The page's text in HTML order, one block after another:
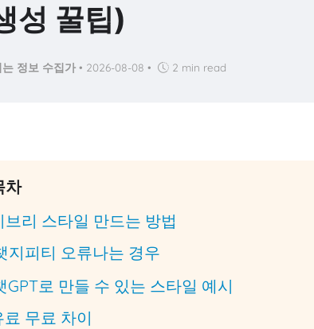
성 꿀팁)
정보 수집가 • 2026-08-08 • 2 min read
차
브리 스타일 만드는 방법
지피티 오류나는 경우
GPT로 만들 수 있는 스타일 예시
료 무료 차이